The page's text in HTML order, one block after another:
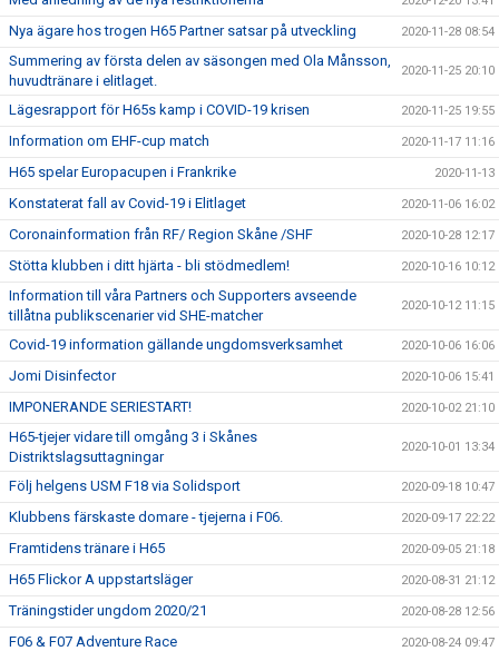
Nya ägare hos trogen H65 Partner satsar på utveckling 2020-11-28 08:54
Summering av första delen av säsongen med Ola Månsson,
huvudtränare i elitlaget.
2020-11-25 20:10
Lägesrapport för H65s kamp i COVID-19 krisen 2020-11-25 19:55
Information om EHF-cup match 2020-11-17 11:16
H65 spelar Europacupen i Frankrike 2020-11-13
Konstaterat fall av Covid-19 i Elitlaget 2020-11-06 16:02
Coronainformation från RF/ Region Skåne /SHF 2020-10-28 12:17
Stötta klubben i ditt hjärta - bli stödmedlem! 2020-10-16 10:12
Information till våra Partners och Supporters avseende
tillåtna publikscenarier vid SHE-matcher
2020-10-12 11:15
Covid-19 information gällande ungdomsverksamhet 2020-10-06 16:06
Jomi Disinfector 2020-10-06 15:41
IMPONERANDE SERIESTART! 2020-10-02 21:10
H65-tjejer vidare till omgång 3 i Skånes
Distriktslagsuttagningar
2020-10-01 13:34
Följ helgens USM F18 via Solidsport 2020-09-18 10:47
Klubbens färskaste domare - tjejerna i F06. 2020-09-17 22:22
Framtidens tränare i H65 2020-09-05 21:18
H65 Flickor A uppstartsläger 2020-08-31 21:12
Träningstider ungdom 2020/21 2020-08-28 12:56
F06 & F07 Adventure Race 2020-08-24 09:47